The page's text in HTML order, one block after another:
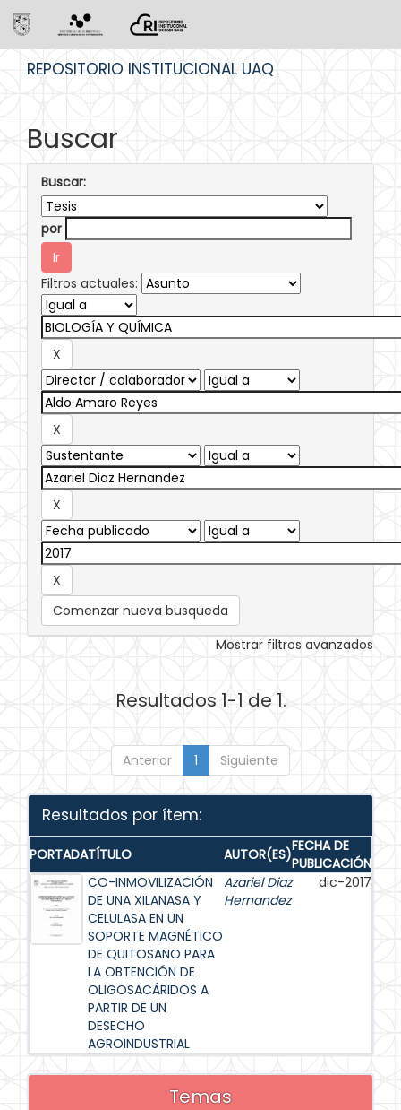
REPOSITORIO INSTITUCIONAL UAQ
Buscar
Buscar:
por
Filtros actuales:
Comenzar nueva busqueda
Mostrar filtros avanzados
Resultados 1-1 de 1.
Anterior 1 Siguiente
Resultados por ítem:
PORTADATÍTULO AUTOR(ES)FECHA DE
PUBLICACIÓN
CO-INMOVILIZACIÓN
DE UNA XILANASA Y
CELULASA EN UN
SOPORTE MAGNÉTICO
DE QUITOSANO PARA
LA OBTENCIÓN DE
OLIGOSACÁRIDOS A
PARTIR DE UN
DESECHO
AGROINDUSTRIAL
Azariel Diaz
Hernandez
dic-2017
Temas